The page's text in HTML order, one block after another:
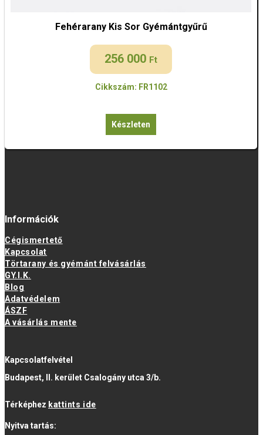
Fehérarany Kis Sor Gyémántgyűrű
256 000 Ft
Cikkszám: FR1102
Készleten
Információk
Cégismertető
Kapcsolat
Törtarany és gyémánt felvásárlás
GY.I.K.
Blog
Adatvédelem
ÁSZF
A vásárlás mente
Kapcsolatfelvétel
Budapest, II. kerület Csalogány utca 3/b.
Térképhez kattints ide
Nyitva tartás: